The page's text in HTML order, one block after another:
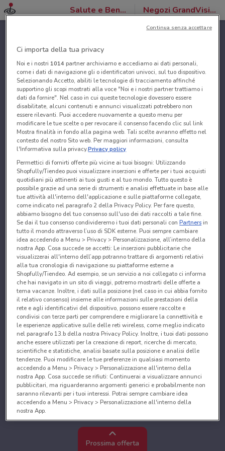
Salute e Benessere Negozi GrandVision
Prossima offerta
Ci importa della tua privacy
Noi e i nostri 1014partner archiviamo e accediamo ai dati personali,
come i dati di navigazione gli o identificatori univoci, sul tuo dispositivo.
Selezionando Accetto, abiliti le tecnologie di tracciamento affinché
supportino gli scopi mostrati alla voce "Noi e i nostri partner trattiamo i
dati da fornire". Nel caso in cui queste tecnologie dovessero essere
disabilitate, alcuni contenuti e annunci visualizzati potrebbero non
essere rilevanti. Puoi accedere nuovamente a questo menu per
modificare le tue scelte o per revocare il consenso facendo clic sul link
Mostra finalità in fondo alla pagina web. Tali scelte avranno effetto nel
contesto del nostro Sito web. Per maggiori informazioni, consulta
l'Informativa sulla privacy.Privacy policy
Permettici di fornirti offerte più vicine ai tuoi bisogni: Utilizzando
Shopfully/Tiendeo puoi visualizzare inserzioni e offerte per i tuoi acquisti
quotidiani più attinenti ai tuoi gusti e al tuo mondo. Tutto questo è
possibile grazie ad una serie di strumenti e analisi effettuate in base alle
tue attività all'interno dell'applicazione e sulle piattaforme collegate,
come indicato nel paragrafo 2 della Privacy Policy. Per fare questo,
abbiamo bisogno del tuo consenso sull'uso dei dati raccolti a tale fine.
Se dai il tuo consenso condivideremo i tuoi dati personali conPartnersin
tutto il mondo attraverso l’uso di SDK esterne. Puoi sempre cambiare
idea accedendo a Menu > Privacy > Personalizzazione, all’interno della
nostra App. Cosa succede se accetti: Le inserzioni pubblicitarie che
visualizzerai all'interno dell’app potranno trattare di argomenti relativi
alla tua cronologia di navigazione su piattaforme esterne a
Shopfully/Tiendeo. Ad esempio, se un servizio a noi collegato ci informa
che hai navigato in un sito di viaggi, potremo mostrarti delle offerte a
tema vacanze. Inoltre, i dati sulla posizione (nel caso in cui abbia fornito
il relativo consenso) insieme alle informazioni sulle prestazioni della
rete e agli identificativi del dispositivo, possono essere raccolte e
condivisi con terze parti per comprendere e migliorare la connettività e
le esperienze applicative sulle delle reti wireless, come meglio indicato
nel paragrafo 13.b della nostra Privacy Policy. Inoltre, i tuoi dati possono
anche essere utilizzati per la creazione di report, ricerche di mercato,
scientifiche e statistiche, analisi basate sulla posizione e analisi delle
tendenze. Puoi modificare le tue preferenze in qualsiasi momento
accedendo a Menu > Privacy > Personalizzazione all'interno della
nostra App. Cosa succede se rifiuti: Continuerai a visualizzare annunci
pubblicitari, ma riguarderanno argomenti generici e probabilmente non
saranno rilevanti per i tuoi interessi. Potrai sempre cambiare idea
accedendo a Menu > Privacy > Personalizzazione all'interno della
nostra App.
Noi e i nostri partner trattiamo i dati per fornire:
Utilizzare dati di geolocalizzazione precisi. Scansione attiva delle
caratteristiche del dispositivo ai fini dell’identificazione. Archiviare
Continua senza accettare